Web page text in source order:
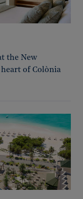
the New
of Colònia